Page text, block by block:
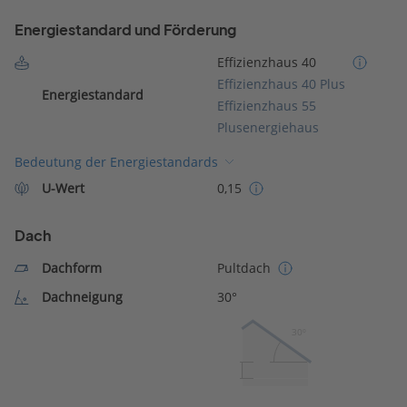
Energiestandard und Förderung
Energiestandard
Effizienzhaus 40
Effizienzhaus 40 Plus
Effizienzhaus 55
Plusenergiehaus
Bedeutung der Energiestandards
U-Wert
0,15
Dach
Dachform
Pultdach
Dachneigung
30°